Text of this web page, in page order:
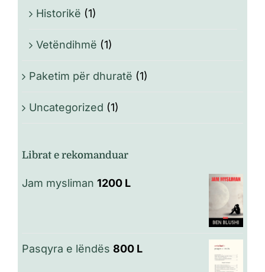
Historikë (1)
Vetëndihmë (1)
Paketim për dhuratë (1)
Uncategorized (1)
Librat e rekomanduar
Jam mysliman 1200 L
Pasqyra e lëndës 800 L